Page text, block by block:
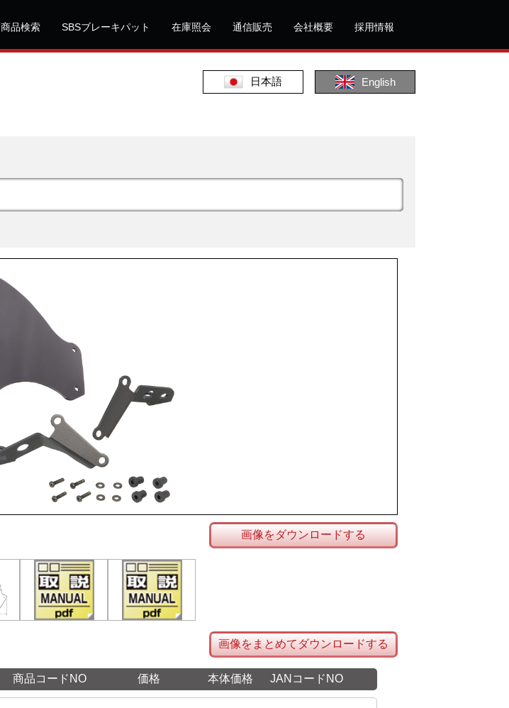
商品検索 SBSブレーキパット 在庫照会 通信販売 会社概要 採用情報
日本語 English
画像をダウンロードする
画像をまとめてダウンロードする
商品コードNO 価格 本体価格 JANコードNO